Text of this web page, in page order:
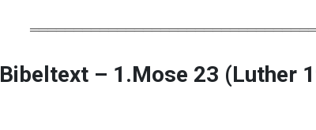
Bibeltext – 1.Mose 23 (Luther